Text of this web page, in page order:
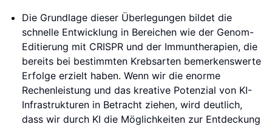
Die Grundlage dieser Überlegungen bildet die
schnelle Entwicklung in Bereichen wie der Genom-
Editierung mit CRISPR und der Immuntherapien, die
bereits bei bestimmten Krebsarten bemerkenswerte
Erfolge erzielt haben. Wenn wir die enorme
Rechenleistung und das kreative Potenzial von KI-
Infrastrukturen in Betracht ziehen, wird deutlich,
dass wir durch KI die Möglichkeiten zur Entdeckung